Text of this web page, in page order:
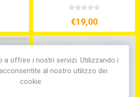
€19,00
a offrire i nostri servizi. Utilizzando i
al nostro utilizzo dei
cookie.